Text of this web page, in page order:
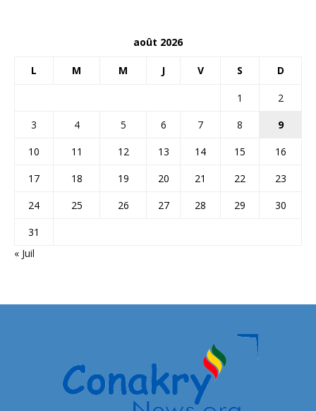
août 2026
L M M J V S D
1
2
3
4 5 6 7 8
9
10
11 12 13 14 15
16
17
18 19 20 21 22
23
24
25 26 27 28 29
30
31
« Juil